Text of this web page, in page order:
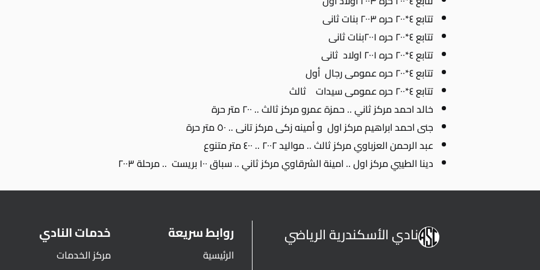
تتابع ٤*٢٠٠ حره ٢٠٠٣ بنات ثانى
تتابع ٤*٢٠٠ حره ٢٠٠١بنات ثانى
تتابع ٤*٢٠٠ حره ٢٠٠١ اولاد ثانى
تتابع ٤*٢٠٠ حره عمومى رجال أول
تتابع ٤*٢٠٠ حره عمومى سيدات ثالث
خالد احمد مركز ثاني .. حمزة عمرو مركز ثالث .. ٢٠٠ متر حرة
جنى احمد ابراهيم مركز اول و أمينه زكى مركز تانى .. ٥٠ متر حرة
عبد الرحمن العزباوي مركز ثالث .. مواليد ٢٠٠٢ .. ٤٠٠ متر متنوع
دينا الطيبي مركز اول .. امينة الشرقاوي مركز ثاني .. سباق ١٠٠ بريست .. مرحلة ٢٠٠٣
نادي الأسكندرية الرياضي روابط سريعة
الرئيسية
خدمات النادي
مركز الخدمات